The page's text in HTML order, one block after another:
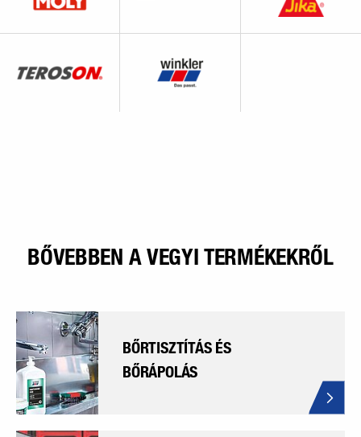
BŐVEBBEN A VEGYI TERMÉKEKRŐL
BŐRTISZTÍTÁS ÉS
BŐRÁPOLÁS